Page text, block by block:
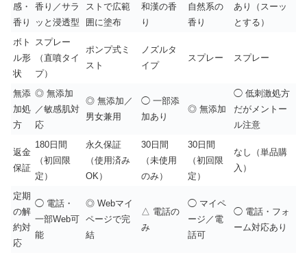
感・
香り
香り／サラ
ッと浸透型
ストで広範
囲に塗布
和漢の香
り
自然系の
香り
あり（スーッ
とする）
ボト
ル形
状
スプレー
（直噴タイ
プ）
ポンプ式ミ
スト
ノズルタ
イプ
スプレー スプレー
無添
加処
方
◎ 無添加
／敏感肌対
応
◎ 無添加／
男女兼用
◯ 一部添
加あり
◎ 無添加
◯ 低刺激処方
だがメントー
ル注意
返金
保証
180日間
（初回限
定）
永久保証
（使用済み
OK）
30日間
（未使用
のみ）
30日間
（初回限
定）
なし（単品購
入）
定期
の解
約対
応
◯ 電話・
一部Web可
能
◎ Webマイ
ページで完
結
△ 電話の
み
◯ マイペ
ージ／電
話可
◯ 電話・フォ
ーム対応あり